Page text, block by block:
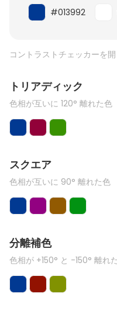
#013992
コントラストチェッカーを開
トリアディック
色相が互いに 120° 離れた色
スクエア
色相が互いに 90° 離れた色
分離補色
色相が +150° と -150° 離れ